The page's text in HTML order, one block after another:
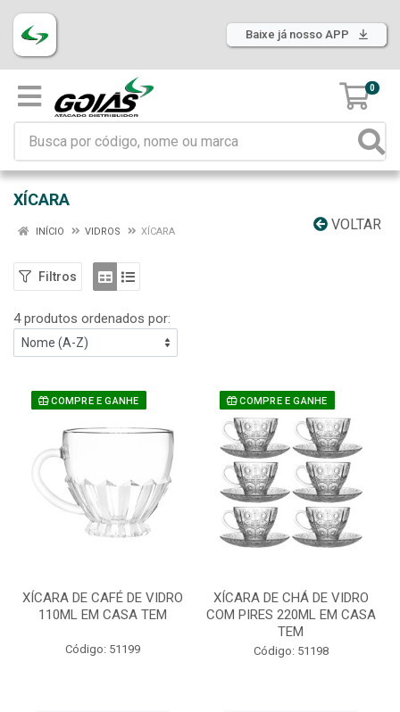
Baixe já nosso APP
0
XÍCARA
VOLTAR
INÍCIO VIDROS XÍCARA
Filtros
4 produtos ordenados por:
COMPRE E GANHE
XÍCARA DE CAFÉ DE VIDRO
110ML EM CASA TEM
Código: 51199
COMPRE E GANHE
XÍCARA DE CHÁ DE VIDRO
COM PIRES 220ML EM CASA
TEM
Código: 51198